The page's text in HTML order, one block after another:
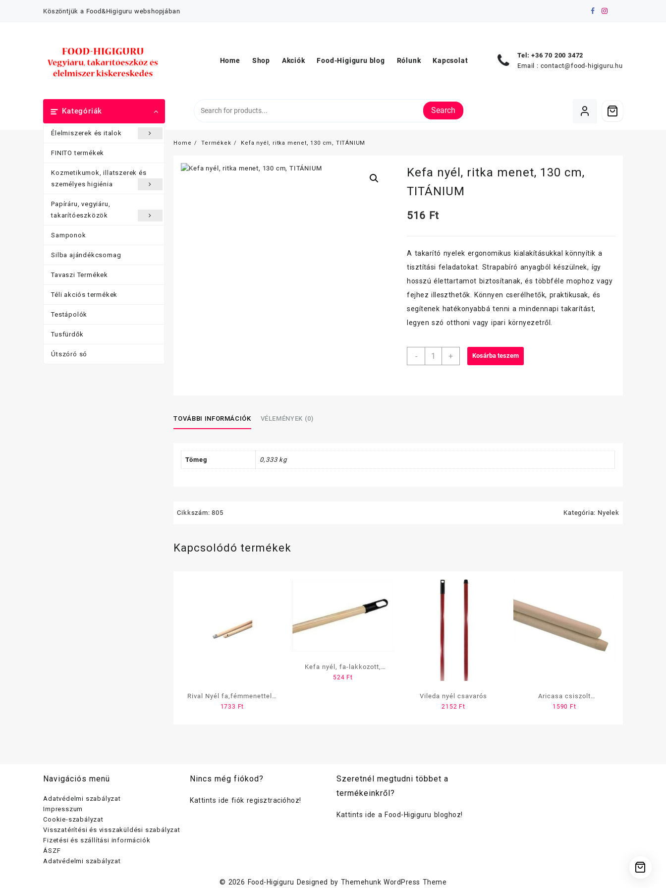
Köszöntjük a Food&Higiguru webshopjában
Home Shop Akciók Food-Higiguru blog Rólunk Kapcsolat
Tel: +36 70 200 3472
Email : contact@food-higiguru.hu
Kategóriák
Élelmiszerek és italok
FINITO termékek
Kozmetikumok, illatszerek és
személyes higiénia
Papíráru, vegyiáru,
takarítóeszközök
Samponok
Silba ajándékcsomag
Tavaszi Termékek
Téli akciós termékek
Testápolók
Tusfürdők
Útszóró só
Search
Home Termékek Kefa nyél, ritka menet, 130 cm, TITÁNIUM
Kefa nyél, ritka menet, 130 cm,
TITÁNIUM
516 Ft
A takarító nyelek ergonomikus kialakításukkal könnyítik a
tisztítási feladatokat. Strapabíró anyagból készülnek, így
hosszú élettartamot biztosítanak, és többféle mophoz vagy
fejhez illeszthetők. Könnyen cserélhetők, praktikusak, és
segítenek hatékonyabbá tenni a mindennapi takarítást,
legyen szó otthoni vagy ipari környezetről.
-
Kefa
+ Kosárba teszem
TOVÁBBI INFORMÁCIÓK VÉLEMÉNYEK (0)
Tömeg 0,333 kg
Cikkszám:805 Kategória: Nyelek
Kapcsolódó termékek
Rival Nyél fa,fémmenettel /
sűrűmenetes/
1733 Ft
Kefa nyél, fa-lakkozott,
menetes
524 Ft
Vileda nyél csavarós
2152 Ft
Aricasa csiszolt
fanyél,menet nélkül 1,5m
1590 Ft
Navigációs menü
Adatvédelmi szabályzat
Impresszum
Cookie-szabályzat
Visszatérítési és visszaküldési szabályzat
Fizetési és szállítási információk
ÁSZF
Adatvédelmi szabályzat
Nincs még fiókod?
Kattints ide fiók regisztracióhoz!
Szeretnél megtudni többet a
termékeinkről?
Kattints ide a Food-Higiguru bloghoz!
© 2026 Food-Higiguru Designed by Themehunk WordPress Theme